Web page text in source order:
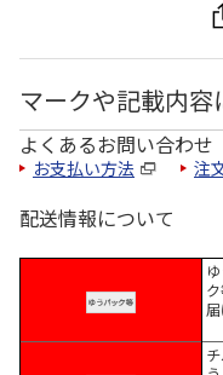
マークや記載内容
よくあるお問い合わせ
お支払い方法 注
配送情報について